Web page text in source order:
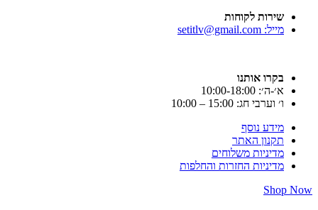
שירות לקוחות
מייל: setitlv@gmail.com
בקרו אותנו
א׳-ה׳: 10:00-18:00
ו׳ וערבי חג: 15:00 – 10:00
מידע נוסף
תקנון האתר
מדיניות משלוחים
מדיניות החזרות והחלפות
Shop Now